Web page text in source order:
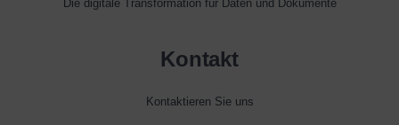
Die digitale Transformation für Daten und Dokumente
Kontakt
Kontaktieren Sie uns